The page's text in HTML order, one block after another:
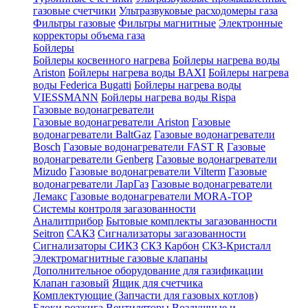
газовые счетчики Ультразвуковые расходомеры газа
Фильтры газовые Фильтры магнитные Электронные
корректоры объема газа
Бойлеры
Бойлеры косвенного нагрева Бойлеры нагрева воды
Ariston Бойлеры нагрева воды BAXI Бойлеры нагрева
воды Federica Bugatti Бойлеры нагрева воды
VIESSMANN Бойлеры нагрева воды Rispa
Газовые водонагреватели
Газовые водонагреватели Ariston Газовые
водонагреватели BaltGaz Газовые водонагреватели
Bosch Газовые водонагреватели FAST R Газовые
водонагреватели Genberg Газовые водонагреватели
Mizudo Газовые водонагреватели Vilterm Газовые
водонагреватели ЛарГаз Газовые водонагреватели
Лемакс Газовые водонагреватели MORA-TOP
Системы контроля загазованности
Аналитприбор Бытовые комплекты загазованности
Seitron САКЗ Сигнализаторы загазованности
Сигнализаторы СИКЗ СКЗ Карбон СКЗ-Кристалл
Электромагнитные газовые клапаны
Дополнительное оборудование для газификации
Клапан газовый Ящик для счетчика
Комплектующие (Запчасти для газовых котлов)